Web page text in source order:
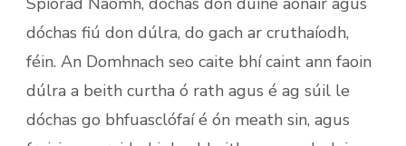
dóchas fiú don dúlra, do gach ar cruthaíodh,
féin. An Domhnach seo caite bhí caint ann faoin
dúlra a beith curtha ó rath agus é ag súil le
dóchas go bhfuasclófaí é ón meath sin, agus